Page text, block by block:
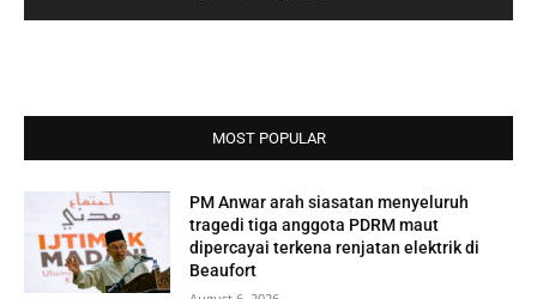
MOST POPULAR
PM Anwar arah siasatan menyeluruh
tragedi tiga anggota PDRM maut
dipercayai terkena renjatan elektrik di
Beaufort